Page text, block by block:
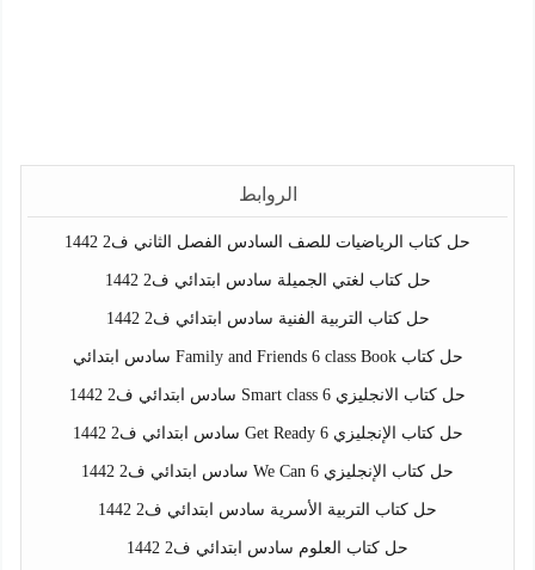
الروابط
حل كتاب الرياضيات للصف السادس الفصل الثاني ف2 1442
حل كتاب لغتي الجميلة سادس ابتدائي ف2 1442
حل كتاب التربية الفنية سادس ابتدائي ف2 1442
حل كتاب Family and Friends 6 class Book سادس ابتدائي
حل كتاب الانجليزي Smart class 6 سادس ابتدائي ف2 1442
حل كتاب الإنجليزي Get Ready 6 سادس ابتدائي ف2 1442
حل كتاب الإنجليزي We Can 6 سادس ابتدائي ف2 1442
حل كتاب التربية الأسرية سادس ابتدائي ف2 1442
حل كتاب العلوم سادس ابتدائي ف2 1442